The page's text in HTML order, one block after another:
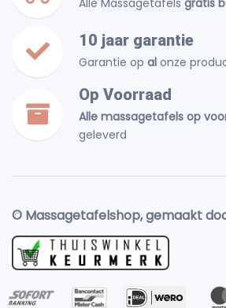
Alle Massagetafels gratis
10 jaar garantie
Garantie op al onze
Op Voorraad
Alle massagetafels op
geleverd
© Massagetafelshop, gemaakt